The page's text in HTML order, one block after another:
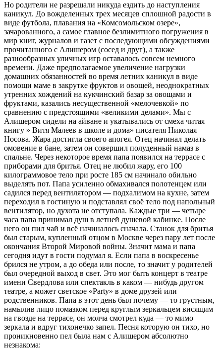
Но родители не разрешали никуда ездить до наступления
каникул. До вожделенных трех месяцев сплошной радости в
виде футбола, плавания на «Комсомольском озере»,
зачарованного, а самое главное безлимитного погружения в
мир книг, журналов и газет с последующими обсуждениями
прочитанного с Алишером (сосед и друг), а также
разнообразных уличных игр оставалось совсем немного
времени. Даже предполагаемое увеличение нагрузки
домашних обязанностей во время летних каникул в виде
помощи маме в закрутке фруктов и овощей, неоднократных
утренних хождений на кукчинский базар за овощами и
фруктами, казались несущественной «мелочевкой» по
сравнению с предстоящими «великими делами». Мы с
Алишером сидели на айване и укатывались от смеха читая
книгу » Витя Малеев в школе и дома» писателя Николая
Носова. Жара достигла своего апогея. Отец начинал делать
омовение в бане, затем он совершил полуденный намаз в
спальне. Через некоторое время папа появился на террасе с
приборами для бритья. Отец не любил жару, его 100
килограммовое тело при росте 185 см начинало обильно
выделять пот. Папа усиленно обмахивался полотенцем или
садился перед вентилятором — подхалимом на кухне, затем
переходил в гостиную и подставлял своё тело под напольный
вентилятор, но духота не отступала. Каждые три — четыре
часа папа принимал душ в летней душевой кабинке. После
него он пил чай и всё начиналось сначала. Станок для бритья
был старым, купленный отцом в Москве через пару лет после
окончания Второй Мировой войны. Значит мама и папа
сегодня идут в гости подумал я. Если папа в воскресенье
брился не утром, а до обеда или после, то значит у родителей
был очередной выход в свет. Это мог быть концерт в театре
имени Свердлова или спектакль в каком — нибудь другом
театре, а может светское «Party» в доме друзей или
родственников. Папа в этот день был почему — то грустным,
намылив лицо помазком перед круглым зеркальцем висящим
на гвозде на террасе, он молча смотрел куда — то мимо
зеркала и вдруг тихонечко запел. Песня которую он тихо, но
проникновенно пел была нам с Алишером абсолютно
незнакома: